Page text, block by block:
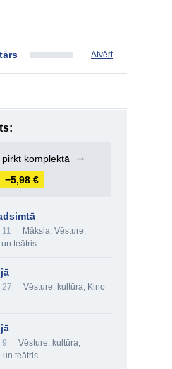
Atvērt
pirkt komplektā
➞
−5,98 €
11 Māksla, Vēsture,
un teātris
27 Vēsture, kultūra, Kino
9 Vēsture, kultūra,
un teātris